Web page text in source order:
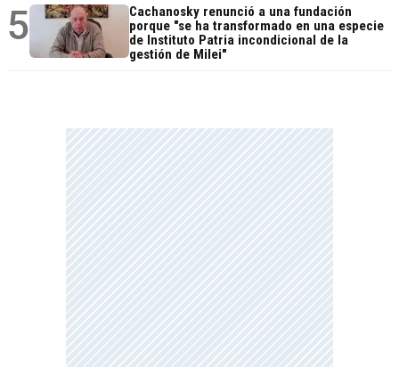
5
Cachanosky renunció a una fundación
porque "se ha transformado en una especie
de Instituto Patria incondicional de la
gestión de Milei"